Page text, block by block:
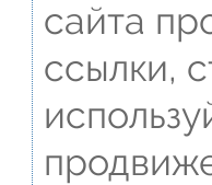
сайта
ссылки,